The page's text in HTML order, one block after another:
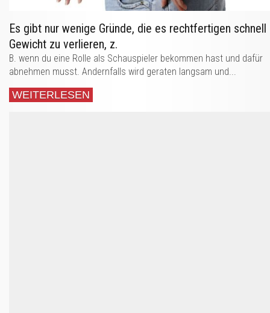
Es gibt nur wenige Gründe, die es rechtfertigen schnell
Gewicht zu verlieren, z.
B. wenn du eine Rolle als Schauspieler bekommen hast und dafür
abnehmen musst. Andernfalls wird geraten langsam und...
WEITERLESEN